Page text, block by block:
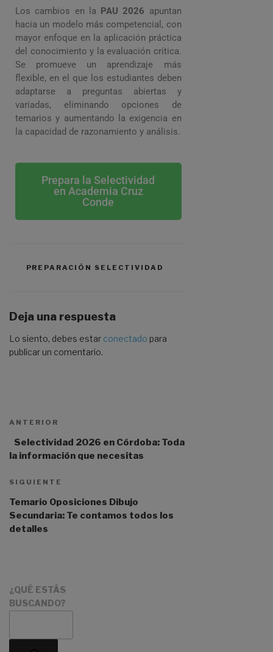
Los cambios en la PAU 2026 apuntan
hacia un modelo más competencial, con
mayor enfoque en la aplicación práctica
del conocimiento y la evaluación crítica.
Se promueve un aprendizaje más
flexible, en el que los estudiantes deben
adaptarse a preguntas abiertas y
variadas, eliminando opciones de
temarios y aumentando la exigencia en
la capacidad de razonamiento y análisis.
Prepara la Selectividad
en Academia Cruz
Conde
PREPARACIÓN SELECTIVIDAD
Deja una respuesta
Lo siento, debes estar conectado para
publicar un comentario.
ANTERIOR
Selectividad 2026 en Córdoba: Toda
la información que necesitas
SIGUIENTE
Temario Oposiciones Dibujo
Secundaria: Te contamos todos los
detalles
¿QUÉ ESTÁS
BUSCANDO?